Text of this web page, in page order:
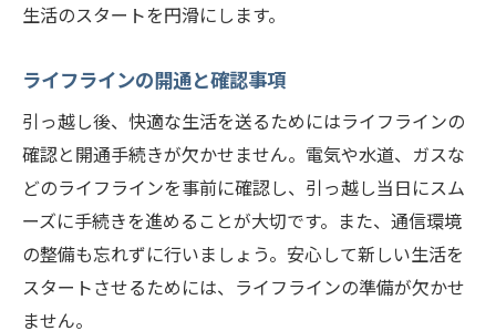
生活のスタートを円滑にします。
ライフラインの開通と確認事項
引っ越し後、快適な生活を送るためにはライフラインの
確認と開通手続きが欠かせません。電気や水道、ガスな
どのライフラインを事前に確認し、引っ越し当日にスム
ーズに手続きを進めることが大切です。また、通信環境
の整備も忘れずに行いましょう。安心して新しい生活を
スタートさせるためには、ライフラインの準備が欠かせ
ません。